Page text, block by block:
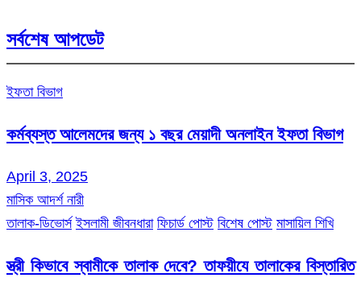
সর্বশেষ আপডেট
ইফতা বিভাগ
কর্মব্যস্ত আলেমদের জন্য ১ বছর মেয়াদী অনলাইন ইফতা বিভাগ
April 3, 2025
মাসিক আদর্শ নারী
তালাক-ডিভোর্স ইসলামী জীবনধারা ফিচার্ড পোস্ট বিশেষ পোস্ট মাসায়িল শিখি
স্ত্রী কিভাবে স্বামীকে তালাক দেবে? তাফয়ীযে তালাকের বিস্তারিত